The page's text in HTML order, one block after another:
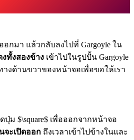
ออกมา แล้วกลับลงไปที่ Gargoyle ใน
ทั้งสองข้าง เข้าไปในรูปปั้น Gargoyle
งด้านขวาของหน้าจอเพื่อขอให้เรา
ม $\square$ เพื่อออกจากหน้าจอ
จะเปิดออก ถึงเวลาเข้าไปข้างในและ